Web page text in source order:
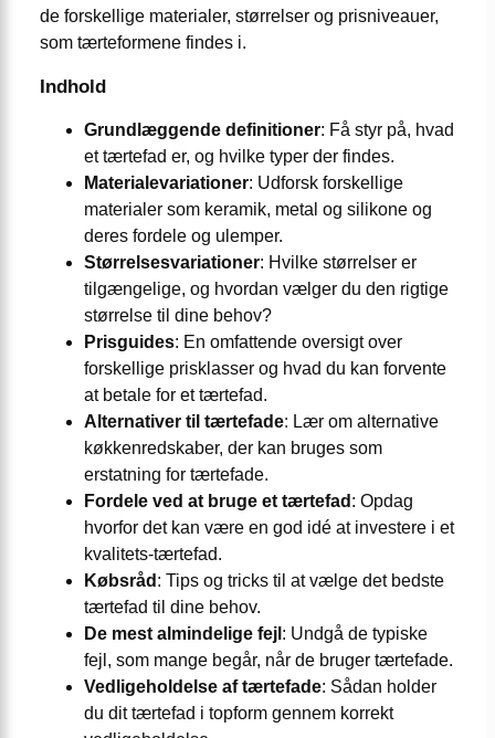
de forskellige materialer, størrelser og prisniveauer,
som tærteformene findes i.
Indhold
Grundlæggende definitioner: Få styr på, hvad
et tærtefad er, og hvilke typer der findes.
Materialevariationer: Udforsk forskellige
materialer som keramik, metal og silikone og
deres fordele og ulemper.
Størrelsesvariationer: Hvilke størrelser er
tilgængelige, og hvordan vælger du den rigtige
størrelse til dine behov?
Prisguides: En omfattende oversigt over
forskellige prisklasser og hvad du kan forvente
at betale for et tærtefad.
Alternativer til tærtefade: Lær om alternative
køkkenredskaber, der kan bruges som
erstatning for tærtefade.
Fordele ved at bruge et tærtefad : Opdag
hvorfor det kan være en god idé at investere i et
kvalitets-tærtefad.
Købsråd : Tips og tricks til at vælge det bedste
tærtefad til dine behov.
De mest almindelige fejl : Undgå de typiske
fejl, som mange begår, når de bruger tærtefade.
Vedligeholdelse af tærtefade: Sådan holder
du dit tærtefad i topform gennem korrekt